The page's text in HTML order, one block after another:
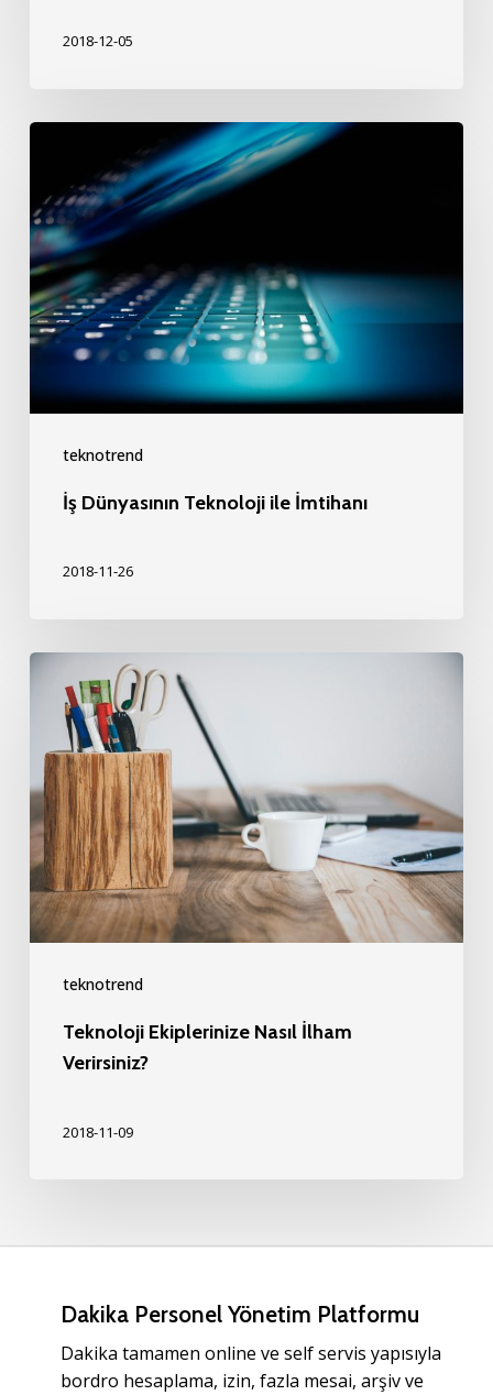
2018-12-05
teknotrend
Dünyasının
Teknoloji
ile
İmtihanı
İş Dünyasının Teknoloji ile İmtihanı
2018-11-26
teknotrend
Teknoloji
Ekiplerinize
Nasıl
İlham
Verirsiniz?
Teknoloji Ekiplerinize Nasıl İlham
Verirsiniz?
2018-11-09
Dakika Personel Yönetim Platformu
Dakika tamamen online ve self servis yapısıyla
bordro hesaplama, izin, fazla mesai, arşiv ve